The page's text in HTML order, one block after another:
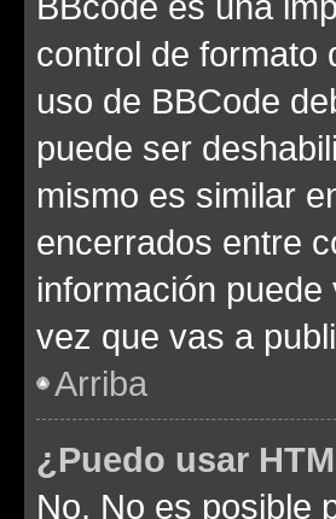
control de formato
uso de BBCode
puede ser
mismo es similar
encerrados entre
información
vez que vas a
Arriba
¿Puedo usar
No. No es posible